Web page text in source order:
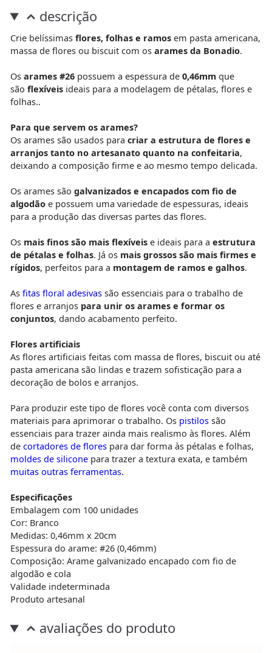
descrição
Crie belíssimas flores, folhas e ramosem pasta americana,
massa de flores ou biscuit com os arames da Bonadio.
Os arames #26possuem a espessura de 0,46mmque
são flexíveisideais para a modelagem de pétalas, flores e
folhas..
Para que servem os arames?
Os arames são usados para criar a estrutura de flores e
arranjos tanto no artesanato quanto na confeitaria,
deixando a composição firme e ao mesmo tempo delicada.
Os arames são galvanizados e encapados com fio de
algodãoe possuem uma variedade de espessuras, ideais
para a produção das diversas partes das flores.
Os mais finos são mais flexíveise ideais para a estrutura
de pétalas e folhas. Já os mais grossos são mais firmes e
rígidos, perfeitos para a montagem de ramos e galhos.
As fitas floral adesivassão essenciais para o trabalho de
flores e arranjos para unir os arames e formar os
conjuntos, dando acabamento perfeito.
Flores artificiais
As flores artificiais feitas com massa de flores, biscuit ou até
pasta americana são lindas e trazem sofisticação para a
decoração de bolos e arranjos.
Para produzir este tipo de flores você conta com diversos
materiais para aprimorar o trabalho. Os pistilossão
essenciais para trazer ainda mais realismo às flores. Além
de cortadores de florespara dar forma às pétalas e folhas,
moldes de siliconepara trazer a textura exata, e também
muitas outras ferramentas.
Especificações
Embalagem com 100 unidades
Cor: Branco
Medidas: 0,46mm x 20cm
Espessura do arame: #26 (0,46mm)
Composição: Arame galvanizado encapado com fio de
algodão e cola
Validade indeterminada
Produto artesanal
avaliações do produto